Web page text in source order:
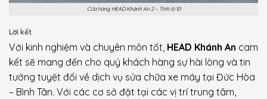
Cửa hàng HEAD Khánh An 2 – Tỉnh lộ 10
Lời kết
Với kinh nghiệm và chuyên môn tốt, HEAD Khánh An cam
kết sẽ mang đến cho quý khách hàng sự hài lòng và tin
tưởng tuyệt đối về dịch vụ sửa chữa xe máy tại Đức Hòa
– Bình Tân. Với các cơ sở đặt tại các vị trí trung tâm,